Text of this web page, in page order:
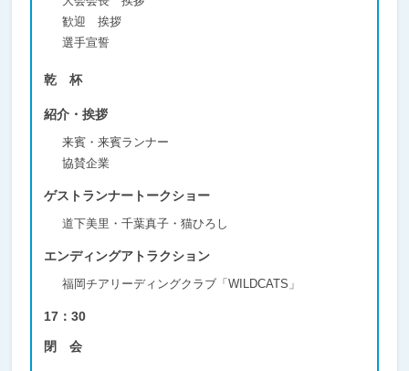
歓迎 挨拶
選手宣誓
乾 杯
紹介・挨拶
来賓・来賓ランナー
協賛企業
ゲストランナートークショー
道下美里・千葉真子・猫ひろし
エンディングアトラクション
福岡チアリーディングクラブ「WILDCATS」
17：30
閉 会